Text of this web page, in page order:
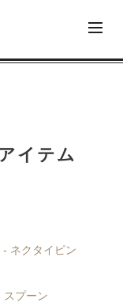
イテム
- ネクタイピン
スプーン